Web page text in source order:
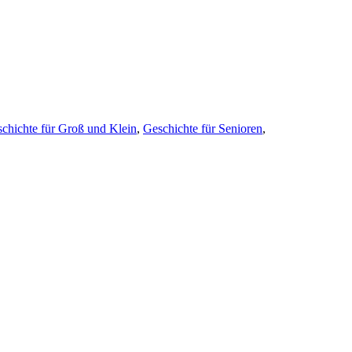
für Groß und Klein, Geschichte für Senioren,